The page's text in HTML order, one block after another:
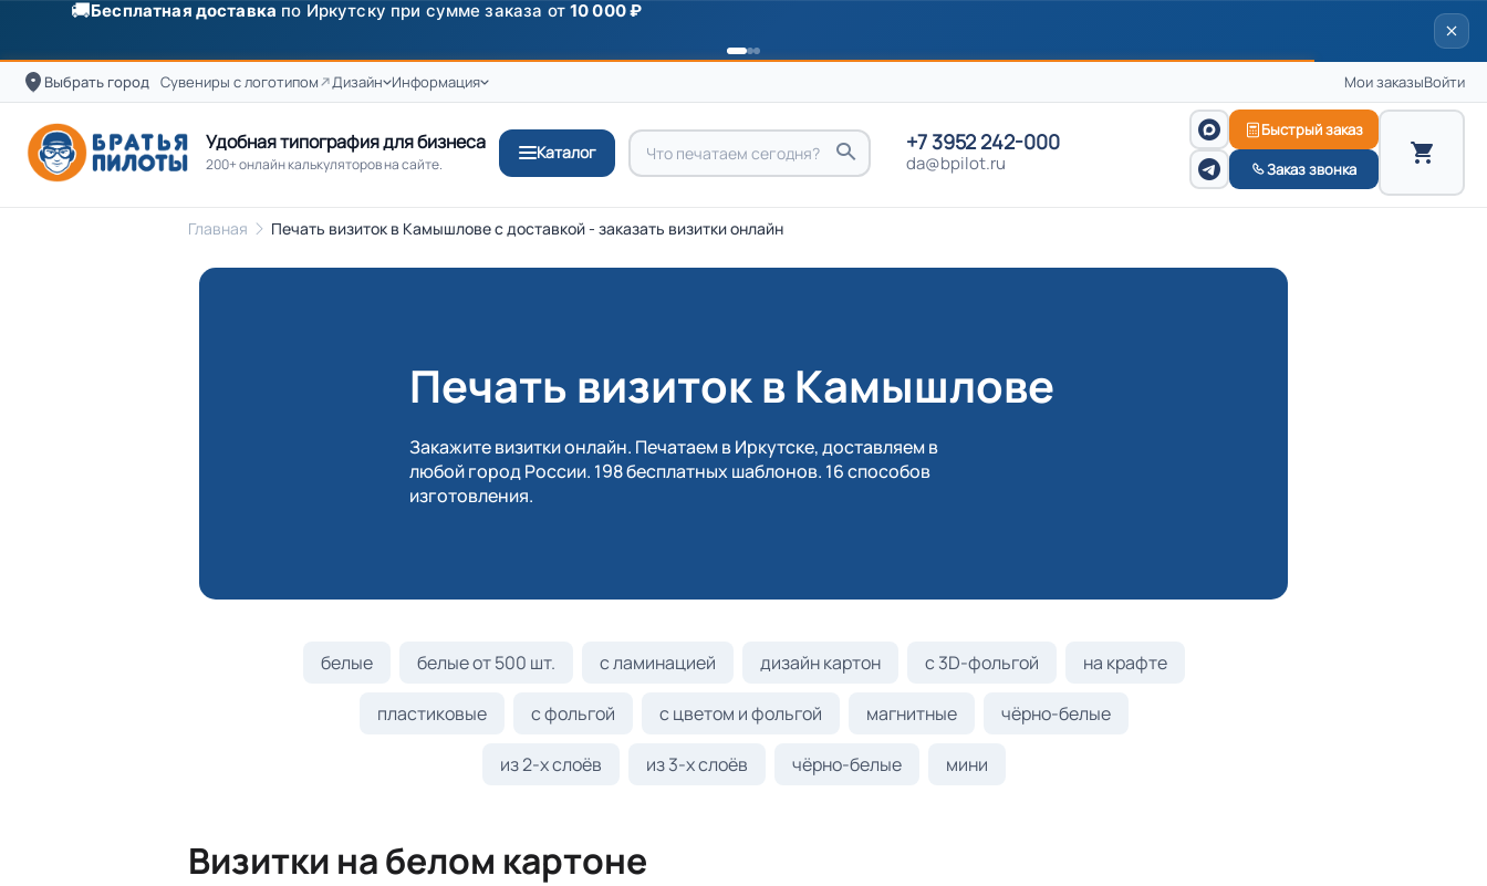
✨Скидка250 ₽на первый заказ от 3000 ₽ по промокоду ПРИВЕТ
Выбрать город Сувениры с логотипом Дизайн Информация Мои заказыВойти
Удобная типография для бизнеса
200+ онлайн калькуляторов на сайте.
Каталог +7 3952 242-000
da@bpilot.ru
Быстрый заказ
Заказ звонка
Главная Печать визиток в Камышлове с доставкой - заказать визитки онлайн
Печать визиток в Камышлове
Закажите визитки онлайн. Печатаем в Иркутске, доставляем в
любой город России. 198 бесплатных шаблонов. 16 способов
изготовления.
белые белые от 500 шт. с ламинацией дизайн картон с 3D-фольгой на крафте
пластиковые с фольгой с цветом и фольгой магнитные чёрно-белые
из 2-х слоёв из 3-х слоёв чёрно-белые мини
Визитки на белом картоне